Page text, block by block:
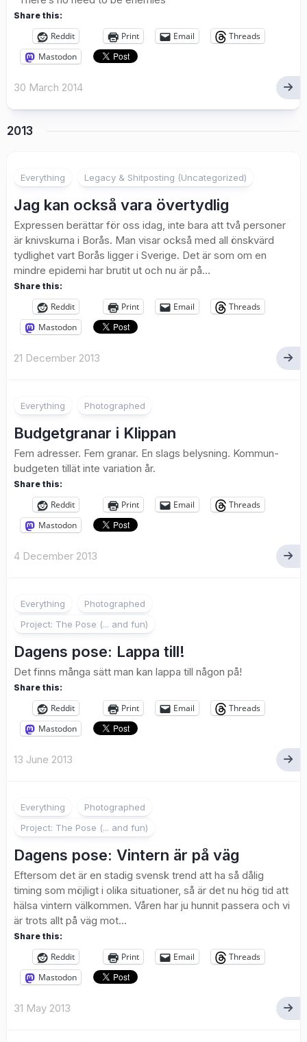
Share this:
Reddit Print Email
Threads
Mastodon
30 March 2014
2013
Everything Legacy & Shitposting (Uncategorized)
Jag kan också vara övertydlig
Expressen berättar för oss idag, inte bara att två personer
är knivskurna i Borås. Man visar också med all önskvärd
tydlighet vart Borås ligger i Sverige. Det är som om en
mindre epidemi har brutit ut och nu är på...
Share this:
Reddit Print Email
Threads
Mastodon
21 December 2013
Everything Photographed
Budgetgranar i Klippan
Fem adresser. Fem granar. En slags belysning. Kommun-
budgeten tillät inte variation år.
Share this:
Reddit Print Email
Threads
Mastodon
4 December 2013
Everything
Photographed
Project: The Pose (... and fun)
Dagens pose: Lappa till!
Det finns många sätt man kan lappa till någon på!
Share this:
Reddit Print Email
Threads
Mastodon
13 June 2013
Everything
Photographed
Project: The Pose (... and fun)
Dagens pose: Vintern är på väg
Eftersom det är en stadig svensk trend att ha så dålig
timing som möjligt i olika situationer, så är det nu hög tid att
hälsa vintern välkommen. Våren har ju hunnit passera och vi
är trots allt på väg mot...
Share this:
Reddit Print Email
Threads
Mastodon
31 May 2013